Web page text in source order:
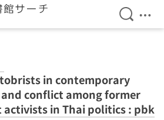
検索を
メ
in contemporary
conflict among former
in Thai politics : pbk